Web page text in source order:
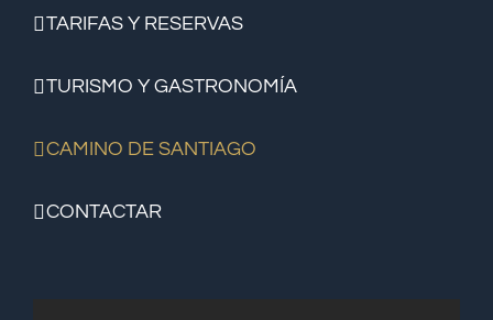
TARIFAS Y RESERVAS
TURISMO Y GASTRONOMÍA
CAMINO DE SANTIAGO
CONTACTAR